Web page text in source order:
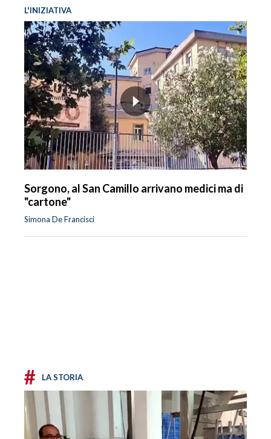
L'INIZIATIVA
Sorgono, al San Camillo arrivano medici ma di
"cartone"
Simona De Francisci
# LA STORIA